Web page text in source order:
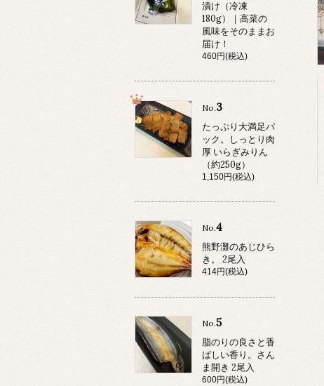
漬け（冷凍
180g）｜高菜の
風味をそのままお
届け！
460円(税込)
No.3
たっぷり大満足パ
ック。しっとり肉
厚 いらぎみりん
（約250g）
1,150円(税込)
No.4
熊野灘のあじひら
き。 2尾入
414円(税込)
No.5
脂のりの良さと香
ばしい香り。さん
ま開き 2尾入
600円(税込)